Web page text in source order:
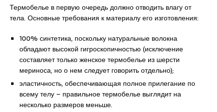
Термобелье в первую очередь должно отводить влагу от
тела. Основные требования к материалу его изготовления:
100% синтетика, поскольку натуральные волокна
обладают высокой гигроскопичностью (исключение
составляет только женское термобелье из шерсти
мериноса, но о нем следует говорить отдельно);
эластичность, обеспечивающая полное прилегание по
всему телу – правильное термобелье выглядит на
несколько размеров меньше.